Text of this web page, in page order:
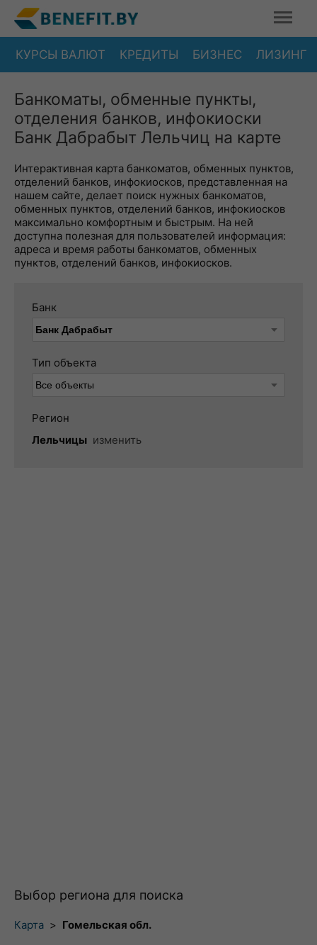
КУРСЫ ВАЛЮТ КРЕДИТЫ БИЗНЕС ЛИЗИНГ
Банкоматы, обменные пункты,
отделения банков, инфокиоски
Банк Дабрабыт Лельчиц на карте
Интерактивная карта банкоматов, обменных пунктов,
отделений банков, инфокиосков, представленная на
нашем сайте, делает поиск нужных банкоматов,
обменных пунктов, отделений банков, инфокиосков
максимально комфортным и быстрым. На ней
доступна полезная для пользователей информация:
адреса и время работы банкоматов, обменных
пунктов, отделений банков, инфокиосков.
Банк
Тип объекта
Регион
Лельчицы изменить
Выбор региона для поиска
Карта > Гомельская обл.